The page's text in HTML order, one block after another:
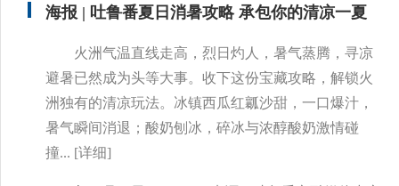
海报 | 吐鲁番夏日消暑攻略 承包你的清凉一夏
火洲气温直线走高，烈日灼人，暑气蒸腾，寻凉
避暑已然成为头等大事。收下这份宝藏攻略，解锁火
洲独有的清凉玩法。冰镇西瓜红瓤沙甜，一口爆汁，
暑气瞬间消退；酸奶刨冰，碎冰与浓醇酸奶激情碰
撞... [详细]